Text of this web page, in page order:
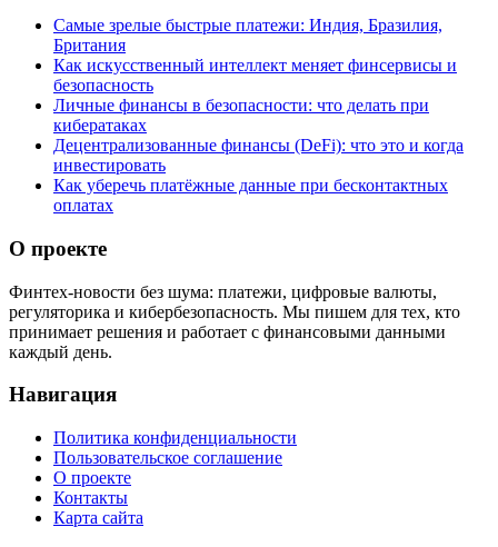
Самые зрелые быстрые платежи: Индия, Бразилия,
Британия
Как искусственный интеллект меняет финсервисы и
безопасность
Личные финансы в безопасности: что делать при
кибератаках
Децентрализованные финансы (DeFi): что это и когда
инвестировать
Как уберечь платёжные данные при бесконтактных
оплатах
О проекте
Финтех-новости без шума: платежи, цифровые валюты,
регуляторика и кибербезопасность. Мы пишем для тех, кто
принимает решения и работает с финансовыми данными
каждый день.
Навигация
Политика конфиденциальности
Пользовательское соглашение
О проекте
Контакты
Карта сайта